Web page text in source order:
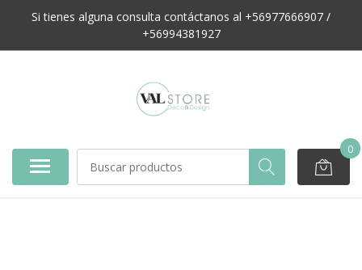
Si tienes alguna consulta contáctanos al +56977666907 /
+56994381927
0